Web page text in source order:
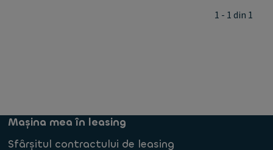
1 - 1 din 1
Mașina mea în leasing
Sfârșitul contractului de leasing